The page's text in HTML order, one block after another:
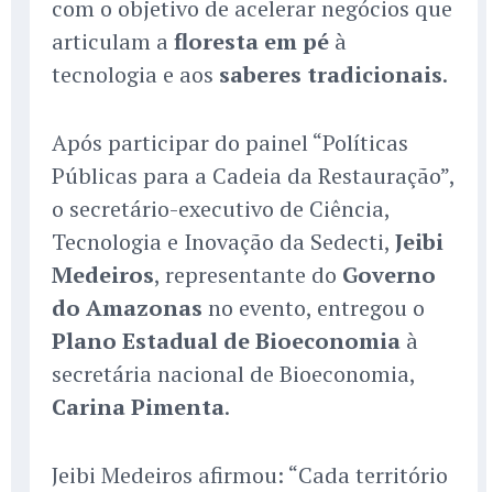
com o objetivo de acelerar negócios que
articulam a floresta em pé à
tecnologia e aos saberes tradicionais.
Após participar do painel “Políticas
Públicas para a Cadeia da Restauração”,
o secretário-executivo de Ciência,
Tecnologia e Inovação da Sedecti, Jeibi
Medeiros, representante do Governo
do Amazonas no evento, entregou o
Plano Estadual de Bioeconomia à
secretária nacional de Bioeconomia,
Carina Pimenta.
Jeibi Medeiros afirmou: “Cada território